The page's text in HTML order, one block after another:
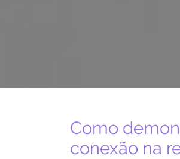
Como
conexão na